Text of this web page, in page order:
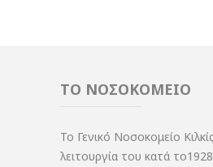
ΤΟ ΝΟΣΟΚΟΜΕΙΟ
Το Γενικό Νοσοκομείο
λειτουργία του κατά